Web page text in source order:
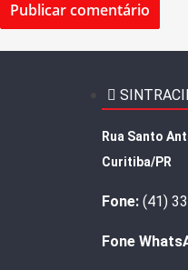
Rua Santo
Curitiba/PR
Fone: (41)
Fone